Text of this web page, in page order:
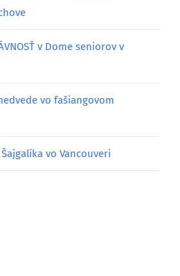
v Dome seniorov v
vo fašiangovom
vo Vancouveri